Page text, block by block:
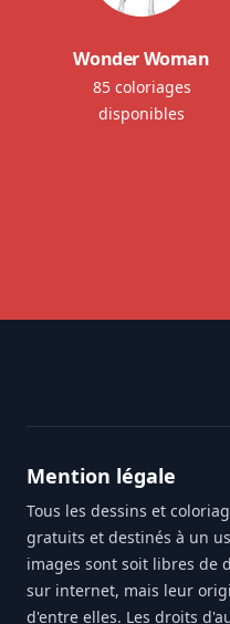
Wonder Woman
85 coloriages
disponibles
Mention légale
Tous les dessins et
gratuits et destinés à un
images sont soit libres de
sur internet, mais leur
d'entre elles. Les droits